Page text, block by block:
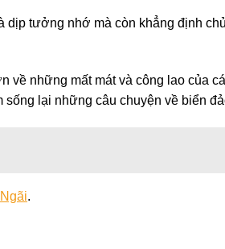
dịp tưởng nhớ mà còn khẳng định
về những mất mát và công lao của
lại những câu chuyện về biển
.